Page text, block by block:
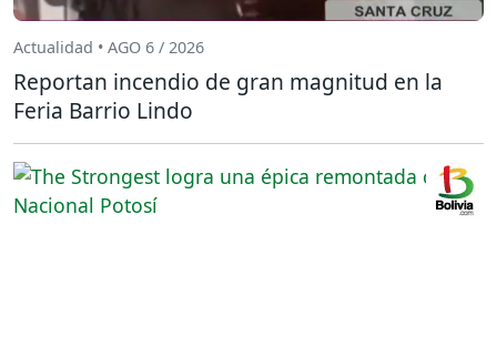
Actualidad • AGO 6 / 2026
Reportan incendio de gran magnitud en la
Feria Barrio Lindo